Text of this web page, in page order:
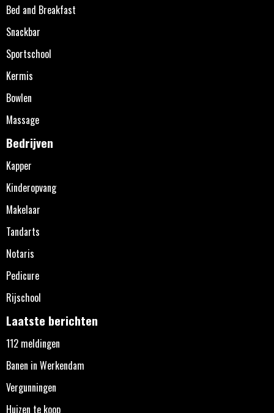
Bed and Breakfast
Snackbar
Sportschool
Kermis
Bowlen
Massage
Bedrijven
Kapper
Kinderopvang
Makelaar
Tandarts
Notaris
Pedicure
Rijschool
Laatste berichten
112 meldingen
Banen in Werkendam
Vergunningen
Huizen te koop